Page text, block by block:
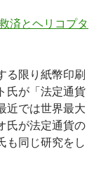
済とヘリコプタ
る限り紙幣印刷
氏が「法定通貨
近では世界最大
氏が法定通貨の
も同じ研究をし